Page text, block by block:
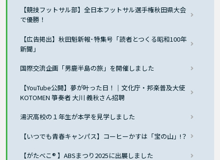
【競技フットサル部】全日本フットサル選手権秋田県大会
で優勝！
【広告掲出】秋田魁新報･特集号「読者とつくる昭和100年
新聞」
国際交流企画「男鹿半島の旅」を開催しました
【YouTube公開】夢が叶った日！｜文化庁・邦楽普及大使
KOTOMEN 箏奏者 大川 義秋さん招聘
湯沢高校の１年生が本学を見学しました
【いつでも青春キャンパス】コーヒーかすは「宝の山」!？
【がたべこ® 】ABSまつり2025に出展しました